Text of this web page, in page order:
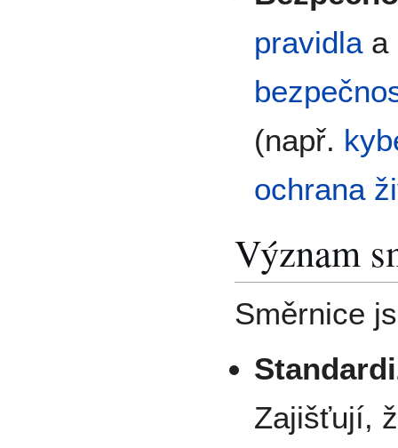
pravidla a
(např.
ochrana
Význam
Směrnice
Zajišťují,